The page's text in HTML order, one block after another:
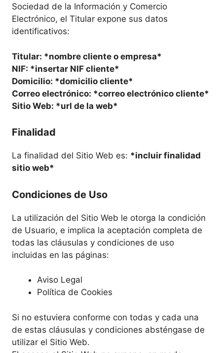
Sociedad de la Información y Comercio
Electrónico, el Titular expone sus datos
identificativos:
Titular: *nombre cliente o empresa*
NIF: *insertar NIF cliente*
Domicilio: *domicilio cliente*
Correo electrónico: *correo electrónico cliente*
Sitio Web: *url de la web*
Finalidad
La finalidad del Sitio Web es: *incluir finalidad
sitio web*
Condiciones de Uso
La utilización del Sitio Web le otorga la condición
de Usuario, e implica la aceptación completa de
todas las cláusulas y condiciones de uso
incluidas en las páginas:
Aviso Legal
Política de Cookies
Si no estuviera conforme con todas y cada una
de estas cláusulas y condiciones absténgase de
utilizar el Sitio Web.